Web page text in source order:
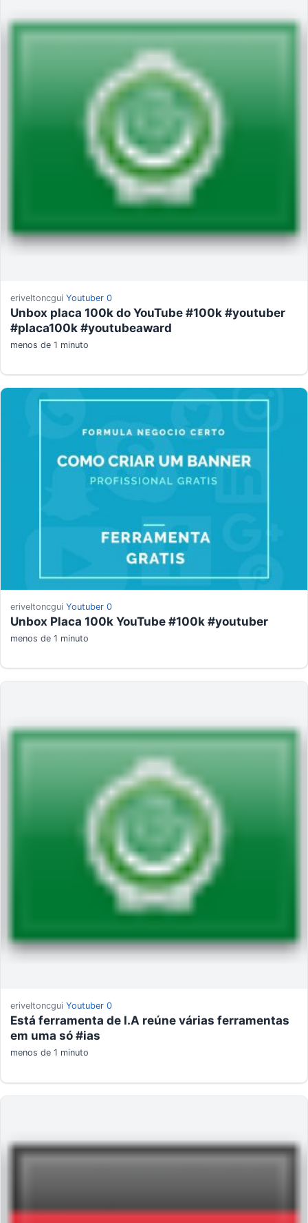
eriveltoncgui Youtuber 0
Unbox placa 100k do YouTube #100k #youtuber
#placa100k #youtubeaward
menos de 1 minuto
eriveltoncgui Youtuber 0
Unbox Placa 100k YouTube #100k #youtuber
menos de 1 minuto
eriveltoncgui Youtuber 0
Está ferramenta de I.A reúne várias ferramentas
em uma só #ias
menos de 1 minuto